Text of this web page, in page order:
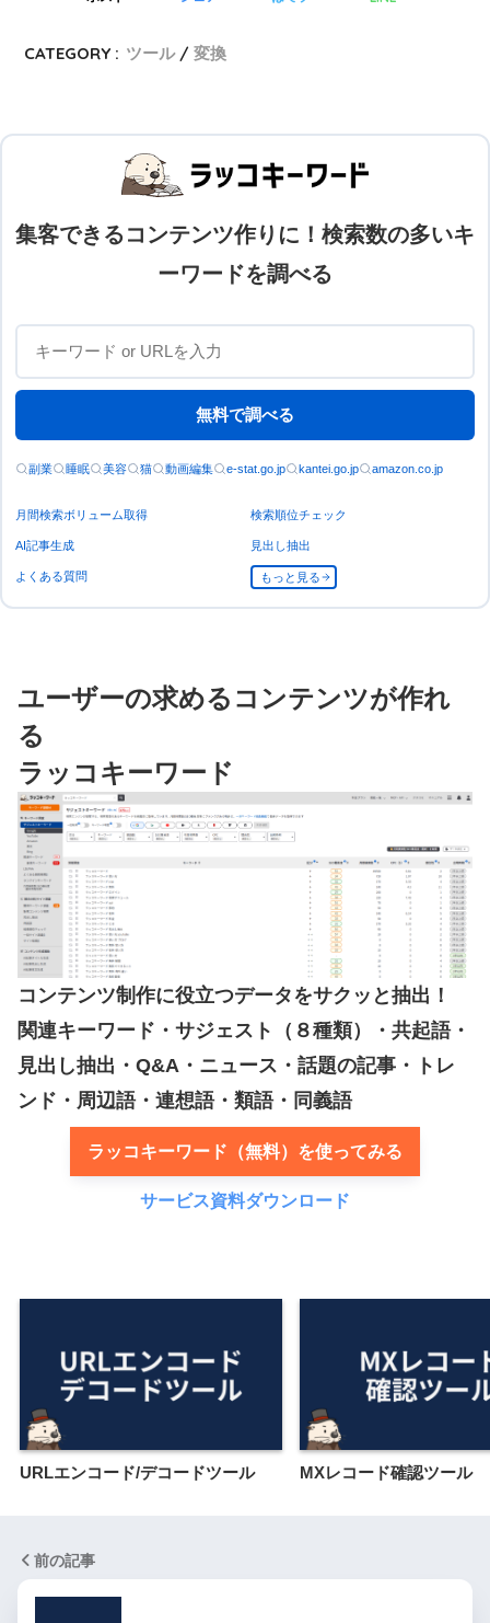
CATEGORY : ツール 変換
集客できるコンテンツ作りに！検索数の多いキ
ーワードを調べる
無料で調べる
副業 睡眠 美容 猫 動画編集 e-stat.go.jp kantei.go.jp amazon.co.jp
月間検索ボリューム取得 検索順位チェック
AI記事生成 見出し抽出
よくある質問 もっと見る
ユーザーの求めるコンテンツが作れ
る
ラッコキーワード
コンテンツ制作に役立つデータをサクッと抽出！
関連キーワード・サジェスト（８種類）・共起語・
見出し抽出・Q&A・ニュース・話題の記事・トレ
ンド・周辺語・連想語・類語・同義語
ラッコキーワード（無料）を使ってみる
サービス資料ダウンロード
URLエンコード/デコードツール MXレコード確認ツール
前の記事